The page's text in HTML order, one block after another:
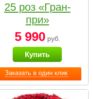
Заказать в один клик
25 роз «Гран-
при»
5 990руб.
Купить